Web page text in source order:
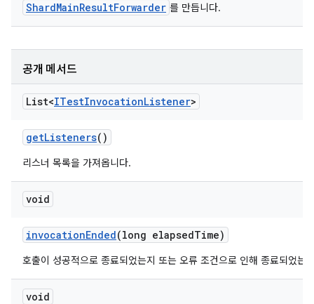
ShardMainResultForwarder 를 만듭니다.
공개 메서드
List<ITestInvocationListener>
getListeners()
리스너 목록을 가져옵니다.
void
invocationEnded(long elapsedTime)
호출이 성공적으로 종료되었는지 또는 오류 조건으로 인해 종료되었는
void